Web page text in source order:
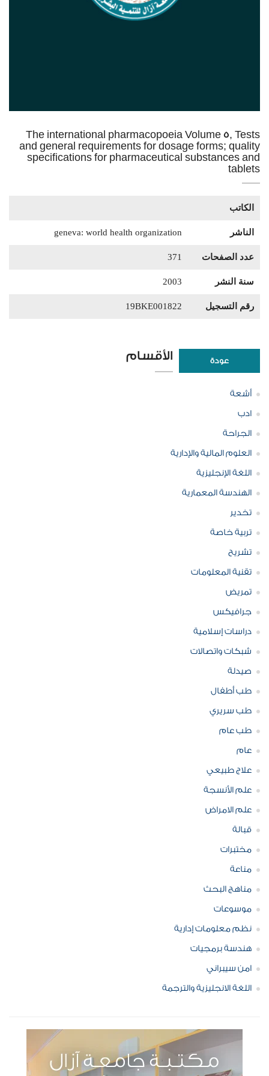
The international pharmacopoeia Volume 5, Tests
and general requirements for dosage forms; quality
specifications for pharmaceutical substances and
tablets
الكاتب
الناشر geneva: world health organization
عدد الصفحات 371
سنة النشر 2003
رقم التسجيل 19BKE001822
عودة الأقسام
أشعة
ادب
الجراحة
العلوم المالية والإدارية
اللغة الإنجليزية
الهندسة المعمارية
تخدير
تربية خاصة
تشريح
تقنية المعلومات
تمريض
جرافيكس
دراسات إسلامية
شبكات واتصالات
صيدلة
طب أطفال
طب سريري
طب عام
عام
علاج طبيعي
علم الأنسجة
علم الامراض
قبالة
مختبرات
مناعة
مناهج البحث
موسوعات
نظم معلومات إدارية
هندسة برمجيات
امن سيبراني
اللغة الانجليزية والترجمة